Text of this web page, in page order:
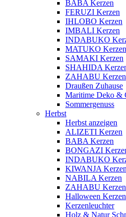
BABA Kerzen
FERUZI Kerzen
IHLOBO Kerzen
IMBALI Kerzen
INDABUKO
MATUKO Kerzen
SAMAKI Kerzen
SHAHIDA
ZAHABU Kerzen
Draußen Zuhause
Maritime Deko &
Sommergenuss
Herbst
Herbst anzeigen
ALIZETI Kerzen
BABA Kerzen
BONGAZI
INDABUKO
KIWANJA Kerzen
NABILA Kerzen
ZAHABU Kerzen
Halloween Kerzen
Kerzenleuchter
Holz & Natur